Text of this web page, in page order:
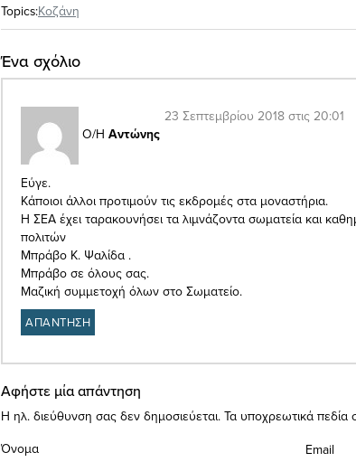
Topics:Κοζάνη
Ένα σχόλιο
Ο/Η Αντώνης
23 Σεπτεμβρίου 2018 στις 20:01
Εύγε.
Κάποιοι άλλοι προτιμούν τις εκδρομές στα μοναστήρια.
Η ΣΕΑ έχει ταρακουνήσει τα λιμνάζοντα σωματεία και
πολιτών
Μπράβο Κ. Ψαλίδα .
Μπράβο σε όλους σας.
Μαζική συμμετοχή όλων στο Σωματείο.
ΑΠΑΝΤΗΣΗ
Αφήστε μία απάντηση
Η ηλ. διεύθυνση σας δεν δημοσιεύεται. Τα υποχρεωτικά πεδία
Όνομα Email